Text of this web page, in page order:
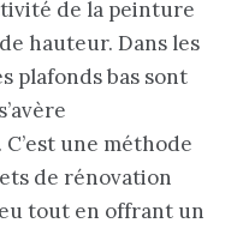
de la peinture
hauteur. Dans les
plafonds bas sont
une méthode
de rénovation
tout en offrant un